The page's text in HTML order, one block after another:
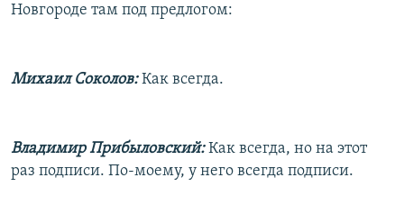
Новгороде там под предлогом:
Михаил Соколов:Как всегда.
Владимир Прибыловский:Как всегда, но на этот
раз подписи. По-моему, у него всегда подписи.